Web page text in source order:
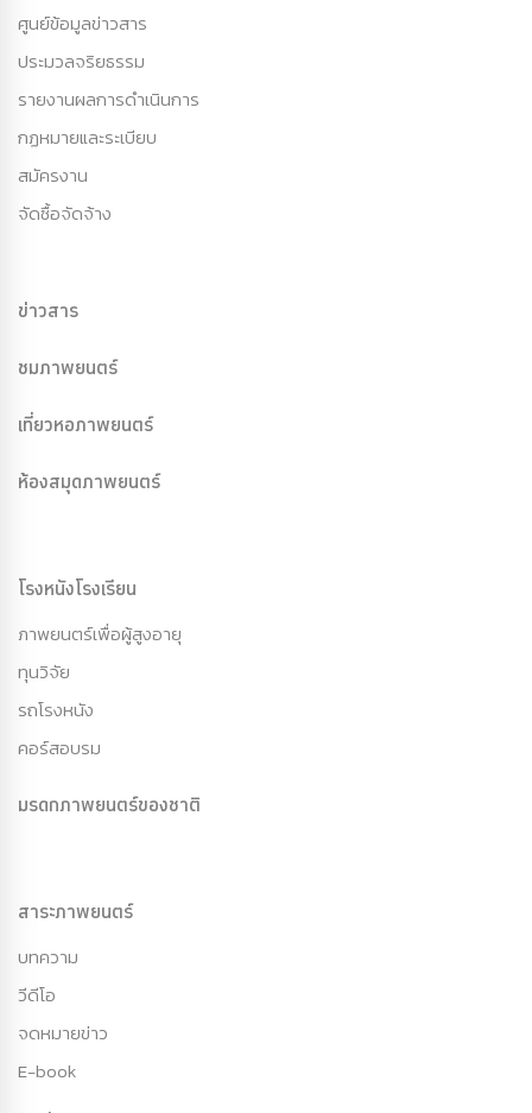
ศูนย์ข้อมูลข่าวสาร
ประมวลจริยธรรม
รายงานผลการดำเนินการ
กฏหมายและระเบียบ
สมัครงาน
จัดซื้อจัดจ้าง
ข่าวสาร
ชมภาพยนตร์
เที่ยวหอภาพยนตร์
ห้องสมุดภาพยนตร์
โรงหนังโรงเรียน
ภาพยนตร์เพื่อผู้สูงอายุ
ทุนวิจัย
รถโรงหนัง
คอร์สอบรม
มรดกภาพยนตร์ของชาติ
สาระภาพยนตร์
บทความ
วีดีโอ
จดหมายข่าว
E-book